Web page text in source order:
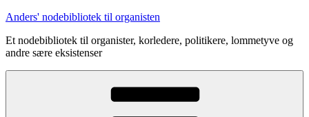
Videre
indhold
Anders' nodebibliotek til organisten
Et nodebibliotek til organister, korledere, politikere, lommetyve og
andre sære eksistenser